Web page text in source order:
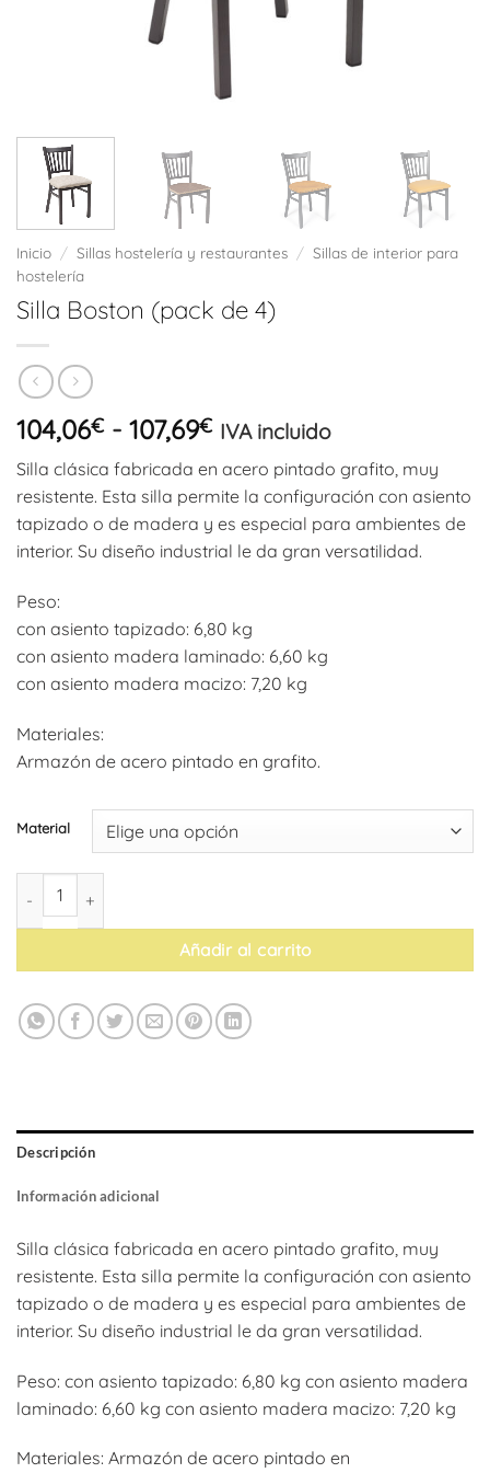
Inicio / Sillas hostelería y restaurantes / Sillas de interior para
hostelería
Silla Boston (pack de 4)
104,06€ - 107,69€Rango
precios:
desde
104,06€
hasta
IVA incluido
Silla clásica fabricada en acero pintado grafito, muy
resistente. Esta silla permite la configuración con asiento
tapizado o de madera y es especial para ambientes de
interior. Su diseño industrial le da gran versatilidad.
Peso:
con asiento tapizado: 6,80 kg
con asiento madera laminado: 6,60 kg
con asiento madera macizo: 7,20 kg
Materiales:
Armazón de acero pintado en grafito.
Material
Silla Boston (pack de 4) cantidad
Añadir al carrito
Descripción
Información adicional
Silla clásica fabricada en acero pintado grafito, muy
resistente. Esta silla permite la configuración con asiento
tapizado o de madera y es especial para ambientes de
interior. Su diseño industrial le da gran versatilidad.
Peso: con asiento tapizado: 6,80 kg con asiento madera
laminado: 6,60 kg con asiento madera macizo: 7,20 kg
Materiales: Armazón de acero pintado en